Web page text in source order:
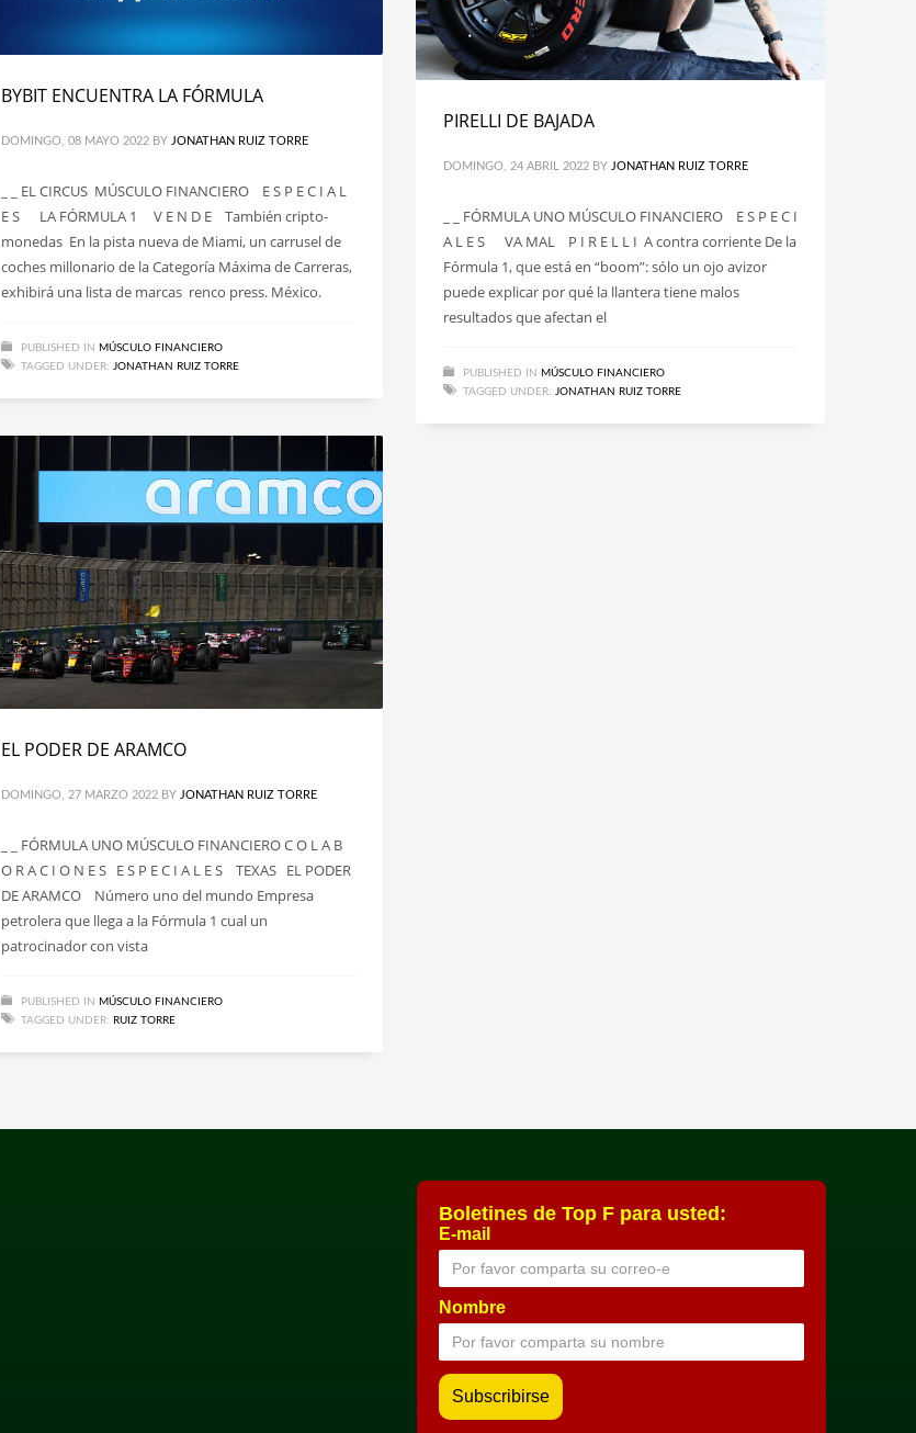
BYBIT ENCUENTRA LA FÓRMULA
DOMINGO, 08 MAYO 2022 BY JONATHAN RUIZ TORRE
_ _ EL CIRCUS MÚSCULO FINANCIERO E S P E C I A L
E S LA FÓRMULA 1 V E N D E También cripto-
monedas En la pista nueva de Miami, un carrusel de
coches millonario de la Categoría Máxima de Carreras,
exhibirá una lista de marcas renco press. México.
PUBLISHED IN MÚSCULO FINANCIERO
TAGGED UNDER: JONATHAN RUIZ TORRE
PIRELLI DE BAJADA
DOMINGO, 24 ABRIL 2022 BY JONATHAN RUIZ TORRE
_ _ FÓRMULA UNO MÚSCULO FINANCIERO E S P E C I
A L E S VA MAL P I R E L L I A contra corriente De la
Fórmula 1, que está en “boom”: sólo un ojo avizor
puede explicar por qué la llantera tiene malos
resultados que afectan el
PUBLISHED IN MÚSCULO FINANCIERO
TAGGED UNDER: JONATHAN RUIZ TORRE
EL PODER DE ARAMCO
DOMINGO, 27 MARZO 2022 BY JONATHAN RUIZ TORRE
_ _ FÓRMULA UNO MÚSCULO FINANCIERO C O L A B
O R A C I O N E S E S P E C I A L E S TEXAS EL PODER
DE ARAMCO Número uno del mundo Empresa
petrolera que llega a la Fórmula 1 cual un
patrocinador con vista
PUBLISHED IN MÚSCULO FINANCIERO
TAGGED UNDER: RUIZ TORRE
Boletines de Top F para usted:
E-mail
Nombre